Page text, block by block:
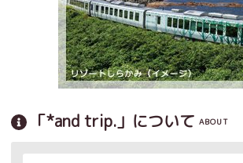
「*and trip.」について ABOUT